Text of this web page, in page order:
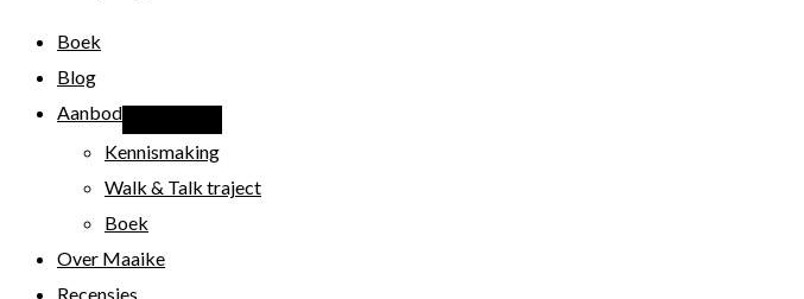
Boek
Blog
Aanbod
Kennismaking
Walk & Talk traject
Boek
Over Maaike
Recensies